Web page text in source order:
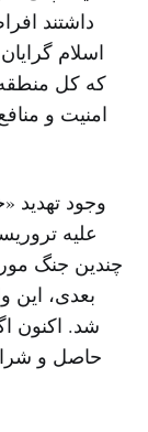
داشتند
اسلام
که کل منطقه
امنیت و
وجود تهدید
علیه
چندین جنگ
بعدی، این
شد. اکنون
حاصل و